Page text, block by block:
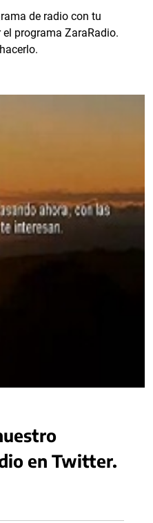
de radio con tu
programa ZaraRadio.
en Twitter.